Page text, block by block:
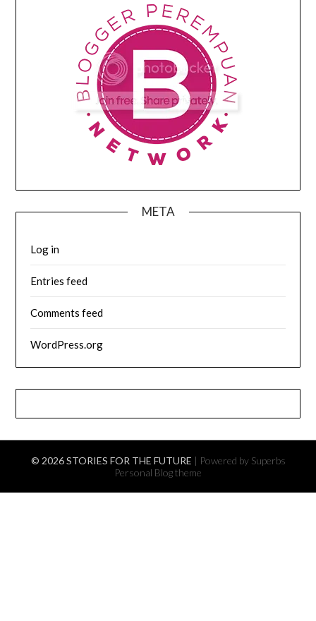
META
Log in
Entries feed
Comments feed
WordPress.org
© 2026 STORIES FOR THE FUTURE | Powered by Superbs
Personal Blog theme